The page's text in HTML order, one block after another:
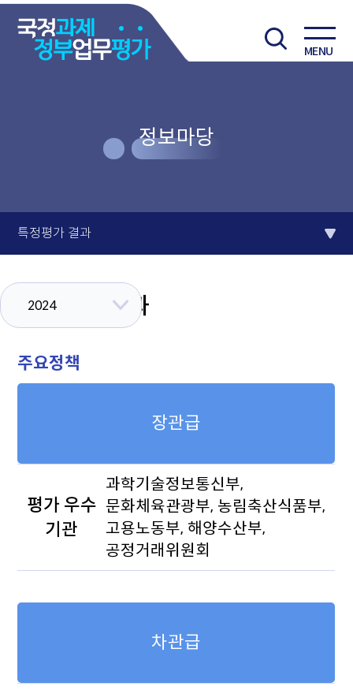
MENU
정보마당
특정평가 결과
특정평가 결과
2024
주요정책
장관급
평가 우수
기관
과학기술정보통신부,
문화체육관광부, 농림축산식품부,
고용노동부, 해양수산부,
공정거래위원회
차관급